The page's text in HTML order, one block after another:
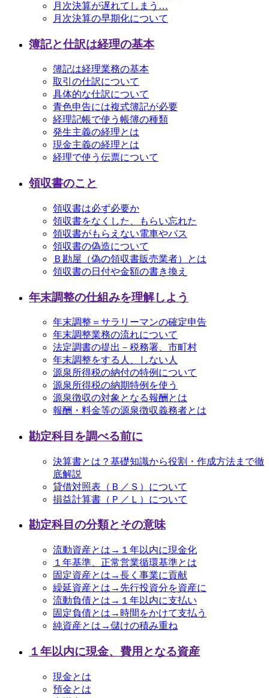
月次決算が遅れてしまう…
月次決算の早期化について
簿記と仕訳は経理の基本
簿記は経理業務の基本
取引の仕訳について
具体的な仕訳について
青色申告には複式簿記が必要
経理記帳で使う帳簿の種類
発生主義の経理とは
現金主義の経理とは
経理で使う伝票について
領収書のこと
領収書は必ず必要か
領収書をなくした、もらい忘れた
領収書がもらえない電車やバス
領収書の偽造について
Ｂ勘屋（偽の領収書販売業者）とは
領収書の日付や金額の書き換え
年末調整の仕組みを理解しよう
年末調整＝サラリーマンの確定申告
年末調整業務の流れについて
法定調書の提出－税務署、市町村
年末調整をする人、しない人
源泉所得税の納付の特例について
源泉所得税の納期特例を使う
源泉徴収の対象となる報酬とは
報酬・料金等の源泉徴収義務者とは
勘定科目を調べる前に
決算書とは？基礎知識から役割・作成方法まで徹
底解説
貸借対照表（Ｂ／Ｓ）について
損益計算書（Ｐ／Ｌ）について
勘定科目の分類とその意味
流動資産とは→１年以内に現金化
１年基準、正常営業循環基準とは
固定資産とは→長く事業に貢献
繰延資産とは→先行投資分を資産に
流動負債とは→１年以内に支払い
固定負債とは→時間をかけて支払う
純資産とは→儲けの積み重ね
１年以内に現金、費用となる資産
現金とは
預金とは